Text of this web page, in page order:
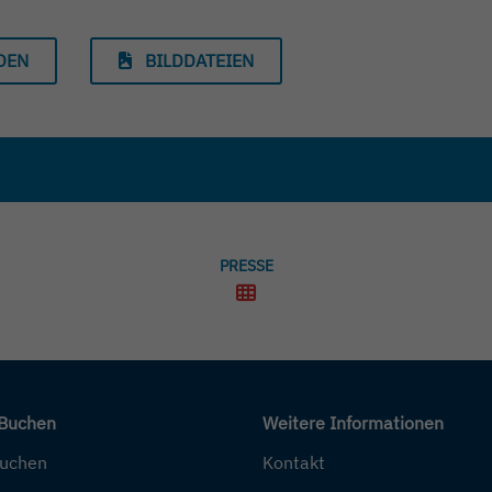
BILDDATEIEN
PRESSE
Weitere Informationen
Kontakt